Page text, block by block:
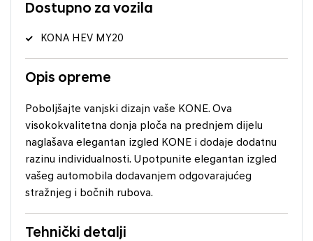
Dostupno za vozila
KONA HEV MY20
Opis opreme
Poboljšajte vanjski dizajn vaše KONE. Ova
visokokvalitetna donja ploča na prednjem dijelu
naglašava elegantan izgled KONE i dodaje dodatnu
razinu individualnosti. Upotpunite elegantan izgled
vašeg automobila dodavanjem odgovarajućeg
stražnjeg i bočnih rubova.
Tehnički detalji